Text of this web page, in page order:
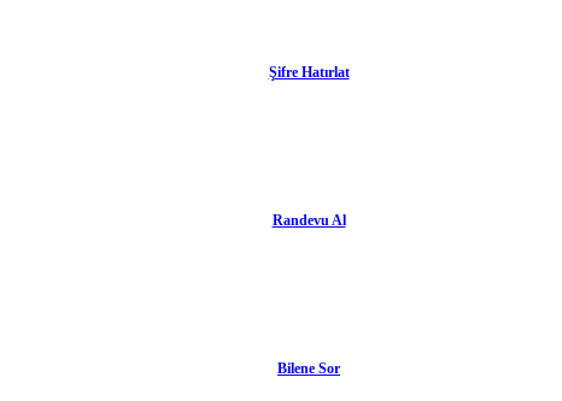
Şifre Hatırlat
Randevu Al
Bilene Sor